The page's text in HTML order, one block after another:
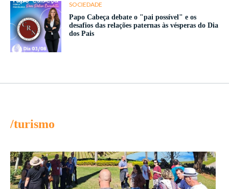
SOCIEDADE
Papo Cabeça debate o "pai possível" e os
desafios das relações paternas às vésperas do Dia
dos Pais
/turismo